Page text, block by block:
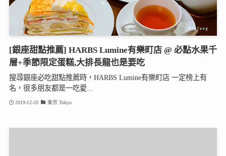
[銀座甜點推薦] HARBS Lumine有樂町店 @ 必點水果千
層+季節限定蛋糕,大排長龍也是要吃
搜尋銀座必吃甜點推薦時，HARBS Lumine有樂町店 一定榜上有
名，很多朋友都是一吃愛...
2019-12-20 東京 Tokyo